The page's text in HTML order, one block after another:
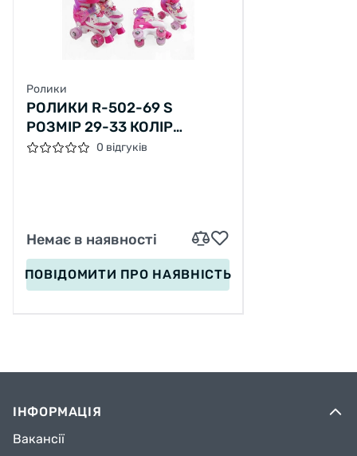
Ролики
РОЛИКИ R-502-69 S
РОЗМІР 29-33 КОЛІР
РОЖЕВИЙ, КОЛЕСА PU,
0 відгуків
Немає в наявності
ПОВІДОМИТИ ПРО НАЯВНІСТЬ
ІНФОРМАЦІЯ
Вакансії